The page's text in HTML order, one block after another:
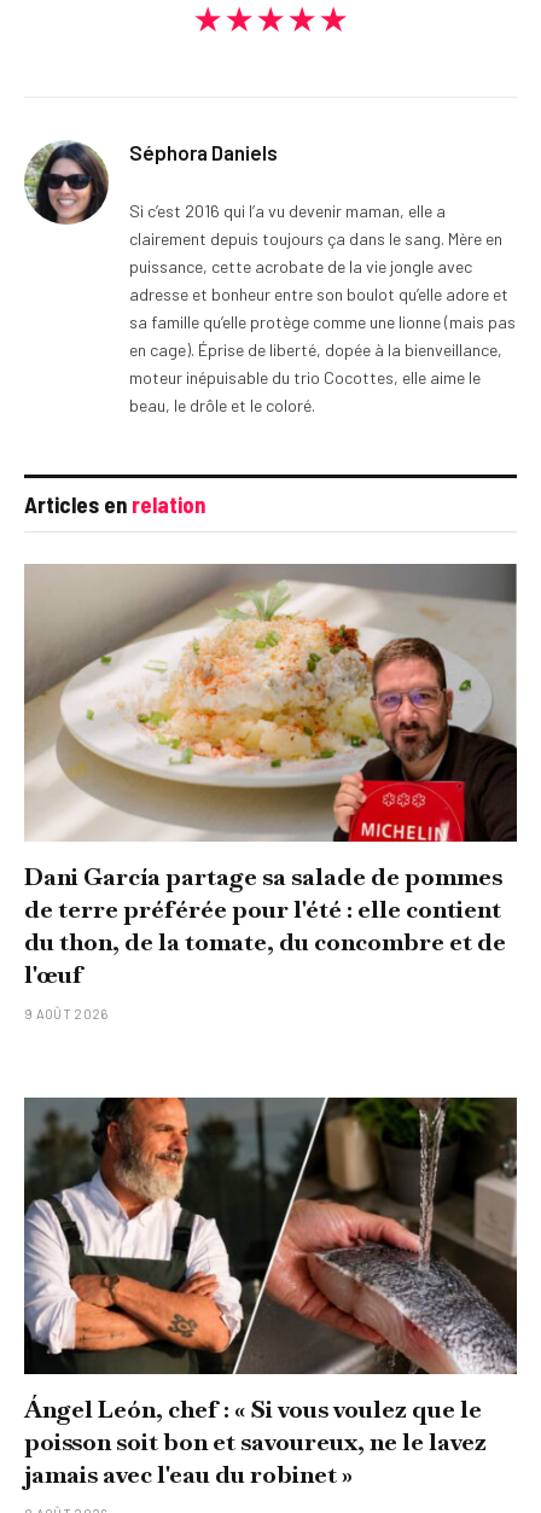
★★★★★
Séphora Daniels
Si c’est 2016 qui l’a vu devenir maman, elle a
clairement depuis toujours ça dans le sang. Mère en
puissance, cette acrobate de la vie jongle avec
adresse et bonheur entre son boulot qu’elle adore et
sa famille qu’elle protège comme une lionne (mais pas
en cage). Éprise de liberté, dopée à la bienveillance,
moteur inépuisable du trio Cocottes, elle aime le
beau, le drôle et le coloré.
Articles en relation
Dani García partage sa salade de pommes
de terre préférée pour l'été : elle contient
du thon, de la tomate, du concombre et de
l'œuf
9 AOÛT 2026
Ángel León, chef : « Si vous voulez que le
poisson soit bon et savoureux, ne le lavez
jamais avec l'eau du robinet »